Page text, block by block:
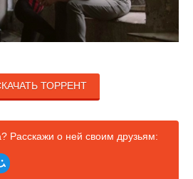
ТОРРЕНТ
Расскажи о ней своим друзьям: